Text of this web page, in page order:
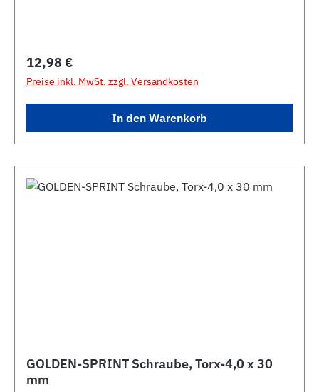
Regulärer Preis:
12,98 €
Preise inkl. MwSt. zzgl. Versandkosten
In den Warenkorb
GOLDEN-SPRINT Schraube, Torx-4,0 x 30
mm